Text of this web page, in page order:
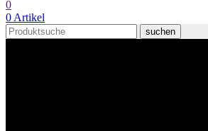
0
0 Artikel
suchen